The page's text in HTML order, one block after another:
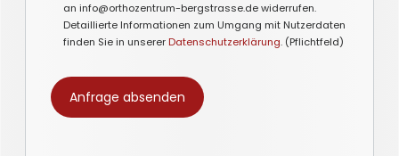
an info@orthozentrum-bergstrasse.de widerrufen.
Detaillierte Informationen zum Umgang mit Nutzerdaten
finden Sie in unsererDatenschutzerklärung. (Pflichtfeld)